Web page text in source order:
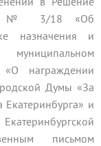
№ 3/18 «Об
назначения и
«О награждении
Думы «За
Екатеринбурга» и
письмом